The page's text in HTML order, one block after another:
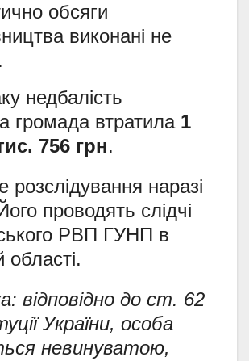
обсяги
виконані не
недбалість
громада втратила 1
756 грн.
розслідування наразі
проводять слідчі
РВП ГУНП в
області.
відповідно до ст. 62
України, особа
невинуватою,